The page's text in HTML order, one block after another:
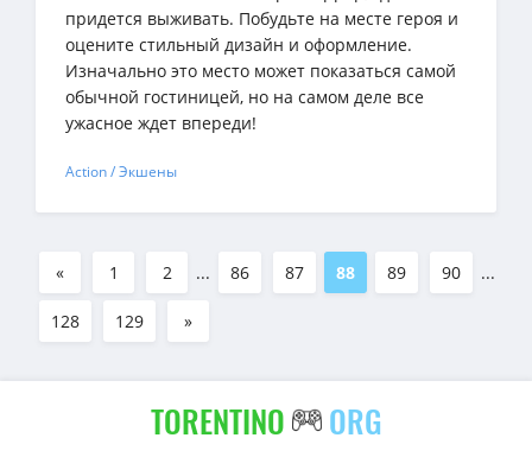
придется выживать. Побудьте на месте героя и
оцените стильный дизайн и оформление.
Изначально это место может показаться самой
обычной гостиницей, но на самом деле все
ужасное ждет впереди!
Action / Экшены
« 1 2 ... 86 87 88 89 90 ...
128 129 »
TORENTINO ORG